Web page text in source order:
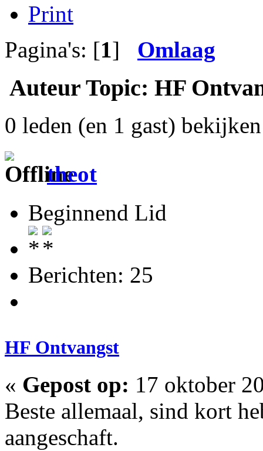
Print
Pagina's: [1] Omlaag
Auteur Topic: HF
0 leden (en 1 gast)
theot
Beginnend Lid
Berichten: 25
HF Ontvangst
« Gepost op: 17 oktober
Beste allemaal, sind kort
aangeschaft.